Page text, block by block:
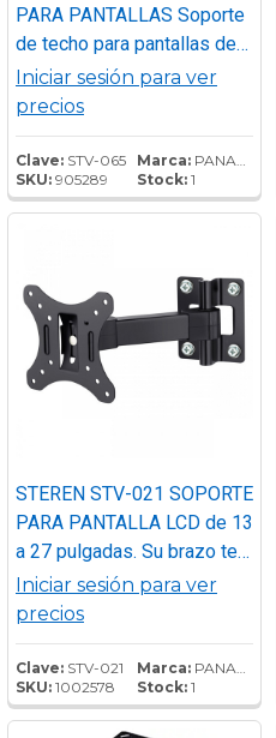
PARA PANTALLAS Soporte
de techo para pantallas de
32” a 83”, Es adecuado para
pantallas de 32” a 83” (81,3
cm a 201,8 cm) y soporta
hasta 50 kg.Al estar anclado
al techo, el área donde esté
instalado será mucho más
Iniciar sesión para ver
precios
Clave: STV-065
SKU: 905289
Marca:PANASONIC
Stock:1
STEREN STV-021 SOPORTE
PARA PANTALLA LCD de 13
a 27 pulgadas. Su brazo te
permitirá acercar la pantalla
hacia ti y moverla de manera
horizontal, de izquierda a
derecha, además la base
puede inclinar hacia arriba o
abajo 20°.
Iniciar sesión para ver
precios
Clave: STV-021
SKU: 1002578
Marca:PANASONIC
Stock:1